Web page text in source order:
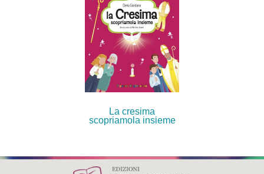
La cresima
scopriamola insieme